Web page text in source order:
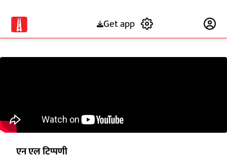
Get app
एन एल टिप्पणी